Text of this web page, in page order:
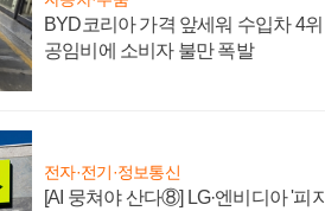
BYD코리아 가격 앞세워 수입차 4
공임비에 소비자 불만 폭발
전자·전기·정보통신
[AI 뭉쳐야 산다⑧] LG·엔비디아 '피